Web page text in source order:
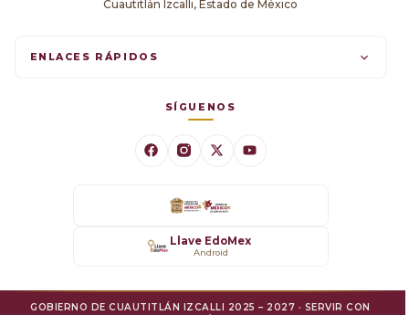
Cuautitlán Izcalli, Estado de México
ENLACES RÁPIDOS
SÍGUENOS
Llave EdoMex
Android
GOBIERNO DE CUAUTITLÁN IZCALLI 2025 – 2027 · SERVIR CON